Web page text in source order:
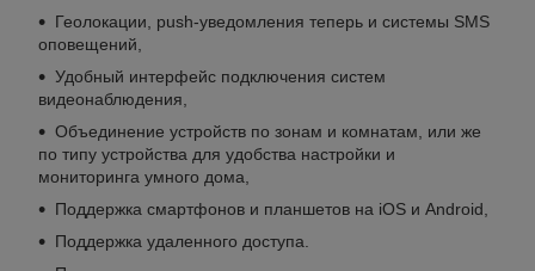
Геолокации, push-уведомления теперь и системы SMS
оповещений,
Удобный интерфейс подключения систем
видеонаблюдения,
Объединение устройств по зонам и комнатам, или же
по типу устройства для удобства настройки и
мониторинга умного дома,
Поддержка смартфонов и планшетов на iOS и Android,
Поддержка удаленного доступа.